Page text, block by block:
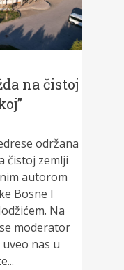
na čistoj
održana
čistoj zemlji
autorom
Bosne I
Na
moderator
nas u